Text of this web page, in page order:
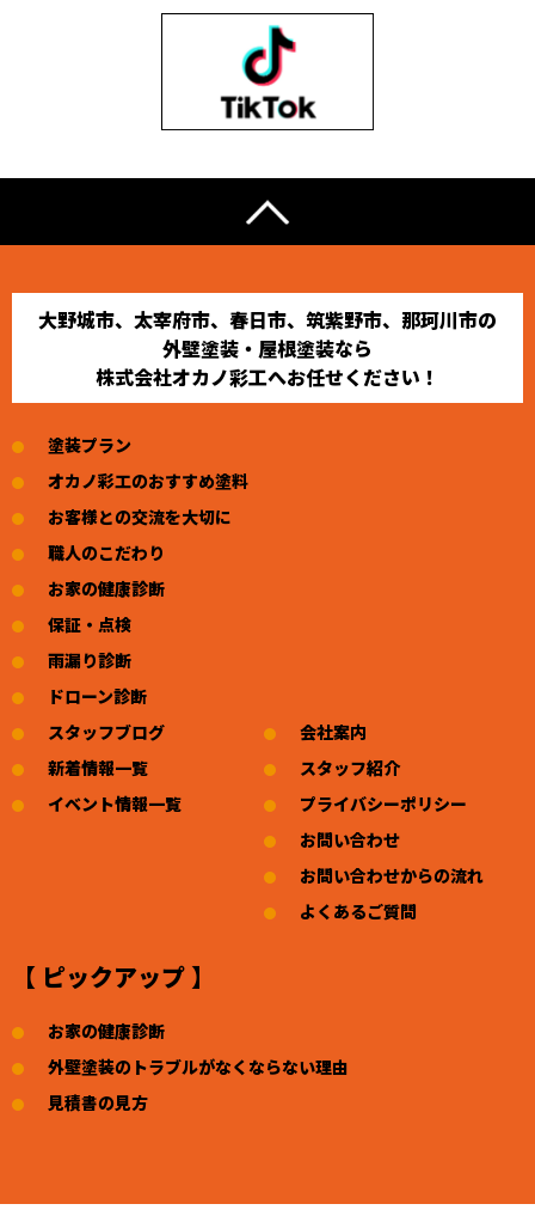
大野城市、太宰府市、春日市、筑紫野市、那珂川市の
外壁塗装・屋根塗装なら
株式会社オカノ彩工へお任せください！
塗装プラン
オカノ彩工のおすすめ塗料
お客様との交流を大切に
職人のこだわり
お家の健康診断
保証・点検
雨漏り診断
ドローン診断
スタッフブログ
新着情報一覧
イベント情報一覧
会社案内
スタッフ紹介
プライバシーポリシー
お問い合わせ
お問い合わせからの流れ
よくあるご質問
【 ピックアップ 】
お家の健康診断
外壁塗装のトラブルがなくならない理由
見積書の見方